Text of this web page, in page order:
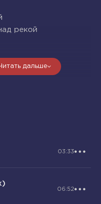
рекой
дальше
03:33
06:52